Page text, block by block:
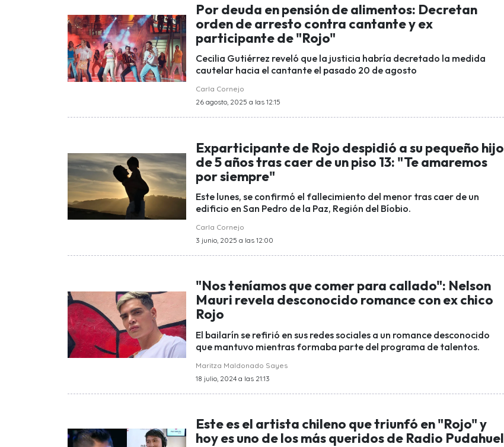
Por deuda en pensión de alimentos: Decretan
orden de arresto contra cantante y ex
participante de "Rojo"
Cecilia Gutiérrez reveló que la justicia habría decretado la medida
cautelar hacia el cantante el pasado 20 de agosto
Carla Cornejo
26 agosto, 2025 a las 12:15
Exparticipante de Rojo despidió a su pequeño hijo
de 5 años tras caer de un piso 13: "Te amaremos
por siempre"
Este lunes, se confirmó el fallecimiento del menor tras caer de un
edificio en San Pedro de la Paz, Región del Bíobio.
Carla Cornejo
3 junio, 2025 a las 12:00
"Nos teníamos que comer para callado": Nelson
Mauri revela desconocido romance con ex chico
Rojo
El bailarín se refirió en sus redes sociales a un romance desconocido
que mantuvo mientras formaba parte del programa de talentos.
Maritza Maldonado Sayes
18 julio, 2024 a las 21:13
Este es el artista chileno que triunfó en "Rojo" y
hoy es uno de los más queridos de Radio Pudahuel